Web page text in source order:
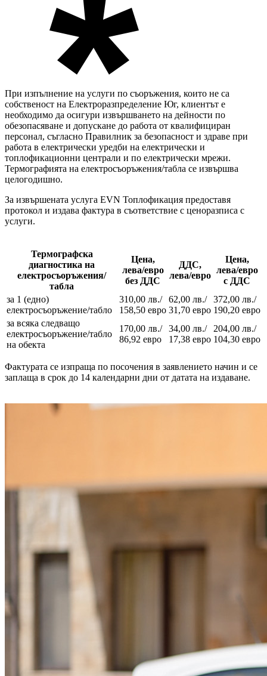
При изпълнение на услуги по съоръжения, които не са
собственост на Електроразпределение Юг, клиентът е
необходимо да осигури извършването на дейности по
обезопасяване и допускане до работа от квалифициран
персонал, съгласно Правилник за безопасност и здраве при
работа в електрически уредби на електрически и
топлофикационни централи и по електрически мрежи.
Термографията на електросъоръжения/табла се извършва
целогодишно.
За извършената услуга EVN Топлофикация предоставя
протокол и издава фактура в съответствие с ценоразписа с
услуги.
Термографска
диагностика на
електросъоръжения/
табла
Цена,
лева/евро
без ДДС
ДДС,
лева/евро
Цена,
лева/евро
с ДДС
за 1 (едно)
електросъоръжение/табло
310,00 лв./
158,50 евро
62,00 лв./
31,70 евро
372,00 лв./
190,20 евро
за всяка следващо
електросъоръжение/табло
на обекта
170,00 лв./
86,92 евро
34,00 лв./
17,38 евро
204,00 лв./
104,30 евро
Фактурата се изпраща по посочения в заявлението начин и се
заплаща в срок до 14 календарни дни от датата на издаване.